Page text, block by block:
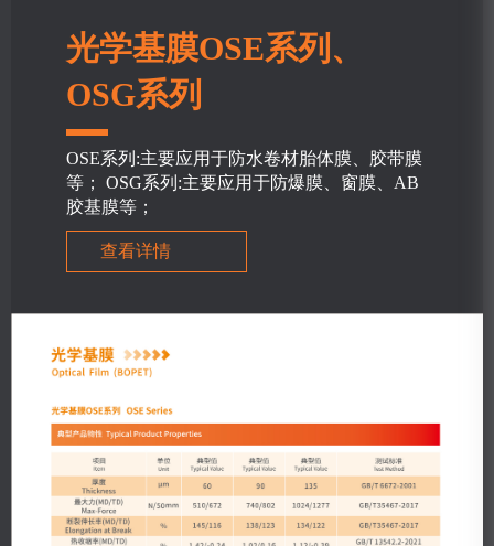
光学基膜OSE系列、
OSG系列
OSE系列:主要应用于防水卷材胎体膜、胶带膜
等； OSG系列:主要应用于防爆膜、窗膜、AB
胶基膜等；
查看详情